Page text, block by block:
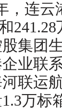
，连
集团
业联
联运
万标